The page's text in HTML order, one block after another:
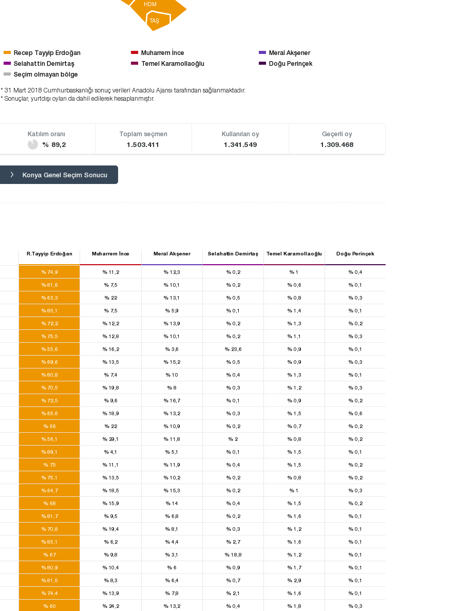
HDM
TAŞ
Recep Tayyip Erdoğan Muharrem İnce
Meral Akşener
Selahattin Demirtaş
Temel Karamollaoğlu
Doğu Perinçek
Seçim olmayan bölge
* 31 Mart 2018 Cumhurbaskanlığı sonuç verileri Anadolu Ajansı tarafından sağlanmaktadır.
* Sonuçlar, yurtdışı oyları da dahil edilerek hesaplanmıştır.
Katılım oranı
% 89,2
Toplam seçmen
1.503.411
Kullanılan oy
1.341.549
Geçerli oy
1.309.468
Konya Genel Seçim Sonucu
R.Tayyip Erdoğan Muharrem İnce Meral Akşener Selahattin Demirtaş Temel Karamollaoğlu Doğu Perinçek
%74,9 %11,2 %12,3 %0,2 % 1 % 0,4
%81,6 %7,5 %10,1 %0,2 %0,6 % 0,1
%63,3 % 22 %13,1 %0,5 %0,8 % 0,3
%85,1 %7,5 %5,9 %0,1 %1,4 % 0,1
%72,2 %12,2 %13,9 %0,2 %1,3 % 0,2
%75,5 %12,8 %10,1 %0,2 %1,1 % 0,3
%55,6 %16,2 %3,6 %23,6 %0,9 % 0,1
%69,6 %13,5 %15,2 %0,5 %0,9 % 0,3
%80,8 %7,4 % 10 %0,4 %1,3 % 0,1
%70,5 %19,8 % 8 %0,3 %1,2 % 0,3
%72,5 %9,6 %16,7 %0,1 %0,9 % 0,2
%65,6 %18,9 %13,2 %0,3 %1,5 % 0,6
%66 % 22 %10,9 %0,2 %0,7 % 0,2
%56,1 %29,1 %11,8 % 2 %0,8 % 0,2
%89,1 %4,1 %5,1 %0,1 %1,5 % 0,1
%75 %11,1 %11,9 %0,4 %1,5 % 0,2
%75,1 %13,5 %10,2 %0,2 %0,8 % 0,2
%64,7 %18,5 %15,3 %0,2 % 1 % 0,3
%68 %15,9 % 14 %0,4 %1,5 % 0,2
%81,7 %9,5 %6,8 %0,2 %1,6 % 0,1
%70,8 %19,4 %8,1 %0,3 %1,2 % 0,1
%85,1 %6,2 %4,4 %2,7 %1,6 % 0,1
%67 %9,8 %3,1 %18,8 %1,2 % 0,1
%80,9 %10,4 % 6 %0,9 %1,7 % 0,1
%81,5 %8,3 %6,4 %0,7 %2,9 % 0,1
%74,4 %13,9 %7,8 %2,1 %1,6 % 0,1
%60 %24,2 %13,2 %0,4 %1,8 % 0,3